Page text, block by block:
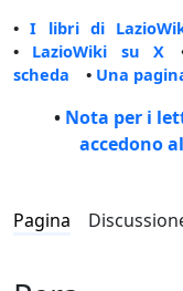
•I libri di
• LazioWiki su X
scheda • Una
• Nota per i
accedono
Pagina